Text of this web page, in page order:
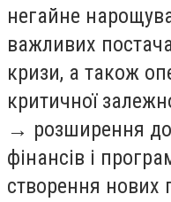
негайне
важливих
кризи, а також
критичної
→ розширення
фінансів і
створення нових